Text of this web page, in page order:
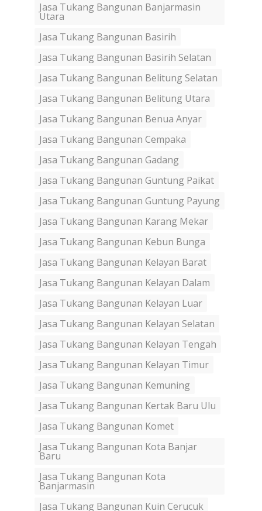
Jasa Tukang Bangunan Banjarmasin
Utara
Jasa Tukang Bangunan Basirih
Jasa Tukang Bangunan Basirih Selatan
Jasa Tukang Bangunan Belitung Selatan
Jasa Tukang Bangunan Belitung Utara
Jasa Tukang Bangunan Benua Anyar
Jasa Tukang Bangunan Cempaka
Jasa Tukang Bangunan Gadang
Jasa Tukang Bangunan Guntung Paikat
Jasa Tukang Bangunan Guntung Payung
Jasa Tukang Bangunan Karang Mekar
Jasa Tukang Bangunan Kebun Bunga
Jasa Tukang Bangunan Kelayan Barat
Jasa Tukang Bangunan Kelayan Dalam
Jasa Tukang Bangunan Kelayan Luar
Jasa Tukang Bangunan Kelayan Selatan
Jasa Tukang Bangunan Kelayan Tengah
Jasa Tukang Bangunan Kelayan Timur
Jasa Tukang Bangunan Kemuning
Jasa Tukang Bangunan Kertak Baru Ulu
Jasa Tukang Bangunan Komet
Jasa Tukang Bangunan Kota Banjar
Baru
Jasa Tukang Bangunan Kota
Banjarmasin
Jasa Tukang Bangunan Kuin Cerucuk